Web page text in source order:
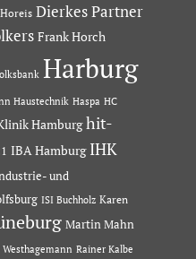
Dierkes Partner
Frank Horch
Harburg
Haustechnik Haspa HC
Hamburg hit-
IBA Hamburg IHK
und
ISI Buchholz Karen
Martin Mahn
Rainer Kalbe